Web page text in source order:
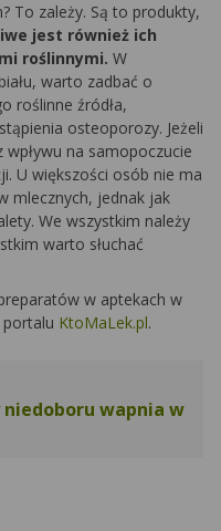
To zależy. Są to produkty,
jest również ich
roślinnymi. W
warto zadbać o
roślinne źródła,
osteoporozy. Jeżeli
na samopoczucie
U większości osób nie ma
mlecznych, jednak jak
We wszystkim należy
warto słuchać
w aptekach w
KtoMaLek.pl.
wapnia w